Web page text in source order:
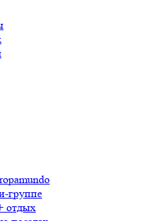
группе
отдых